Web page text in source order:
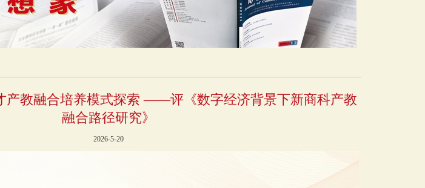
产教融合培养模式探索 ——评《数字经济背景下新商科产教
融合路径研究》
2026-5-20